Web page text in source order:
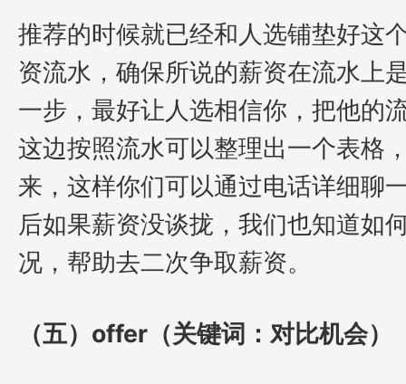
推荐的时候就已经和人选铺垫好这
资流水，确保所说的薪资在流水上
一步，最好让人选相信你，把他的
这边按照流水可以整理出一个表格
来，这样你们可以通过电话详细聊
后如果薪资没谈拢，我们也知道如
况，帮助去二次争取薪资。
（五）offer（关键词：对比机会）